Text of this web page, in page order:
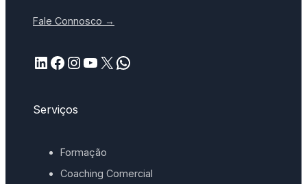
Fale Connosco →
LinkedIn Facebook InstagramYouTube X WhatsApp
Serviços
Formação
Coaching Comercial